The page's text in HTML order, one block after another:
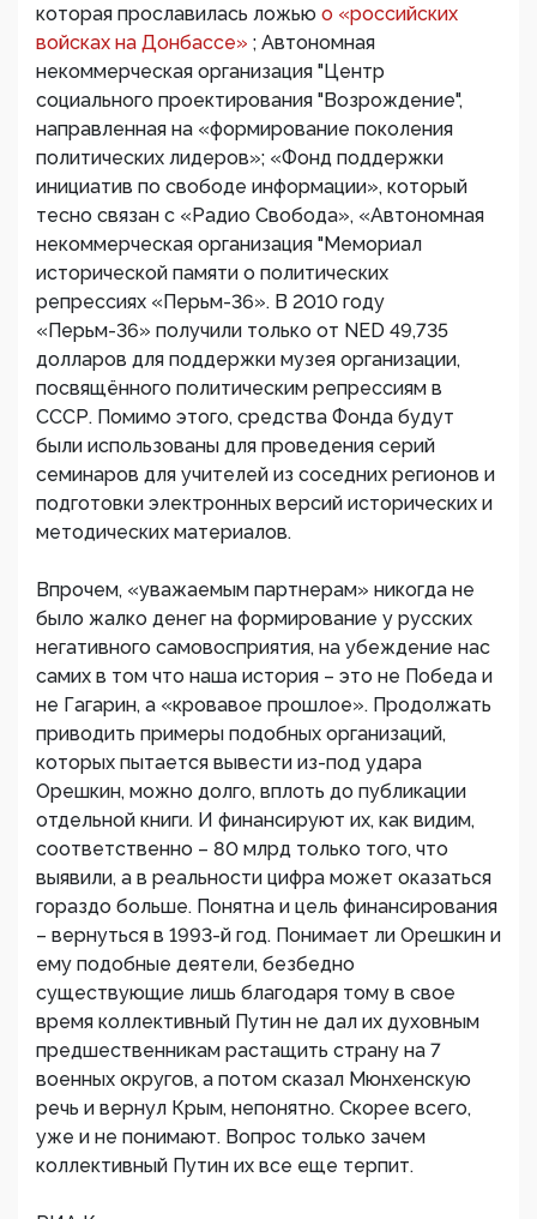
которая прославилась ложью о «российских
войсках на Донбассе» ; Автономная
некоммерческая организация "Центр
социального проектирования "Возрождение",
направленная на «формирование поколения
политических лидеров»; «Фонд поддержки
инициатив по свободе информации», который
тесно связан с «Радио Свобода», «Автономная
некоммерческая организация "Мемориал
исторической памяти о политических
репрессиях «Перьм-36». В 2010 году
«Перьм-36» получили только от NED 49,735
долларов для поддержки музея организации,
посвящённого политическим репрессиям в
СССР. Помимо этого, средства Фонда будут
были использованы для проведения серий
семинаров для учителей из соседних регионов и
подготовки электронных версий исторических и
методических материалов.
Впрочем, «уважаемым партнерам» никогда не
было жалко денег на формирование у русских
негативного самовосприятия, на убеждение нас
самих в том что наша история – это не Победа и
не Гагарин, а «кровавое прошлое». Продолжать
приводить примеры подобных организаций,
которых пытается вывести из-под удара
Орешкин, можно долго, вплоть до публикации
отдельной книги. И финансируют их, как видим,
соответственно – 80 млрд только того, что
выявили, а в реальности цифра может оказаться
гораздо больше. Понятна и цель финансирования
– вернуться в 1993-й год. Понимает ли Орешкин и
ему подобные деятели, безбедно
существующие лишь благодаря тому в свое
время коллективный Путин не дал их духовным
предшественникам растащить страну на 7
военных округов, а потом сказал Мюнхенскую
речь и вернул Крым, непонятно. Скорее всего,
уже и не понимают. Вопрос только зачем
коллективный Путин их все еще терпит.